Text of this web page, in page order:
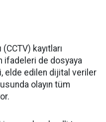
kayıtları
ifadeleri de dosyaya
elde edilen dijital veriler
olayın tüm